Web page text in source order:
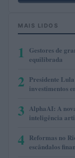
MAIS LIDOS
1
Gestores de
equilibrada
2 Presidente
investimentos
3 AlphaAI: A
inteligência
4 Reformas no
escândalos